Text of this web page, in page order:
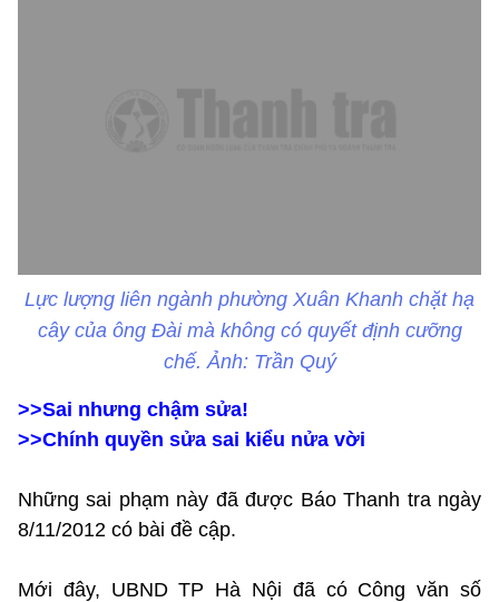
Lực lượng liên ngành phường Xuân Khanh chặt hạ
cây của ông Đài mà không có quyết định cưỡng
chế. Ảnh: Trần Quý
>>Sai nhưng chậm sửa!
>>Chính quyền sửa sai kiểu nửa vời
Những sai phạm này đã được Báo Thanh tra ngày
8/11/2012 có bài đề cập.
Mới đây, UBND TP Hà Nội đã có Công văn số